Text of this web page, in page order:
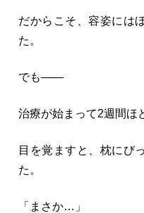
だからこそ、容姿には
た。
でも――
治療が始まって2週間ほ
目を覚ますと、枕にび
た。
「まさか…」